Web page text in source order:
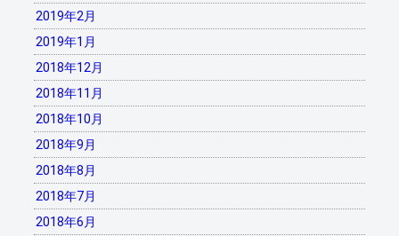
2019年2月
2019年1月
2018年12月
2018年11月
2018年10月
2018年9月
2018年8月
2018年7月
2018年6月